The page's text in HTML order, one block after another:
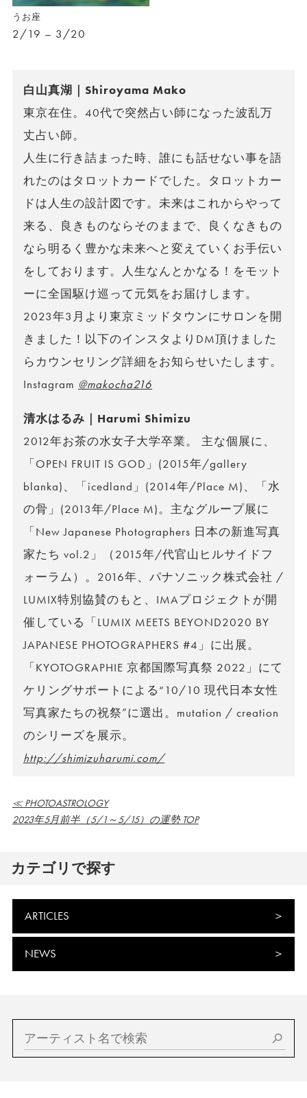
うお座
2/19 – 3/20
白山真湖｜Shiroyama Mako
東京在住。40代で突然占い師になった波乱万
丈占い師。
人生に行き詰まった時、誰にも話せない事を語
れたのはタロットカードでした。タロットカー
ドは人生の設計図です。未来はこれからやって
来る、良きものならそのままで、良くなきもの
なら明るく豊かな未来へと変えていくお手伝い
をしております。人生なんとかなる！をモット
ーに全国駆け巡って元気をお届けします。
2023年3月より東京ミッドタウンにサロンを開
きました！以下のインスタよりDM頂けました
らカウンセリング詳細をお知らせいたします。
Instagram @makocha216
清水はるみ｜Harumi Shimizu
2012年お茶の水女子大学卒業。 主な個展に、
「OPEN FRUIT IS GOD」(2015年/gallery
blanka)、「icedland」(2014年/Place M)、「水
の骨」(2013年/Place M)。主なグループ展に
「New Japanese Photographers 日本の新進写真
家たち vol.2」（2015年/代官山ヒルサイドフ
ォーラム）。2016年、パナソニック株式会社 /
LUMIX特別協賛のもと、IMAプロジェクトが開
催している「LUMIX MEETS BEYOND2020 BY
JAPANESE PHOTOGRAPHERS #4」に出展。
「KYOTOGRAPHIE 京都国際写真祭 2022」にて
ケリングサポートによる“10/10 現代日本女性
写真家たちの祝祭”に選出。mutation / creation
のシリーズを展示。
http://shimizuharumi.com/
≪ PHOTOASTROLOGY
2023年5月前半（5/1～5/15）の運勢 TOP
カテゴリで探す
ARTICLES
NEWS